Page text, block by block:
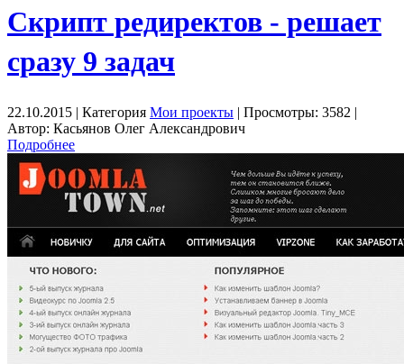
Cкрипт редиректов - решает
сразу 9 задач
22.10.2015 | Категория Мои проекты | Просмотры: 3582 |
Автор: Касьянов Олег Александрович
Подробнее